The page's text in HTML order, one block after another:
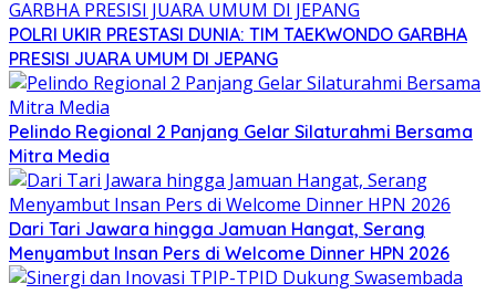
POLRI UKIR PRESTASI DUNIA: TIM TAEKWONDO GARBHA
PRESISI JUARA UMUM DI JEPANG
Pelindo Regional 2 Panjang Gelar Silaturahmi Bersama
Mitra Media
Dari Tari Jawara hingga Jamuan Hangat, Serang
Menyambut Insan Pers di Welcome Dinner HPN 2026